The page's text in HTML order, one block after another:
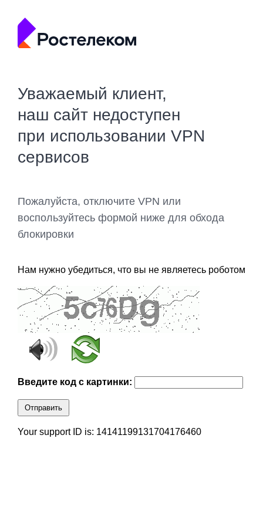
Уважаемый клиент,
наш сайт недоступен
при использовании VPN
сервисов
Пожалуйста, отключите VPN или
воспользуйтесь формой ниже для обхода
блокировки
Нам нужно убедиться, что вы не являетесь роботом
Введите код с картинки:
Отправить
Your support ID is: 14141199131704176460